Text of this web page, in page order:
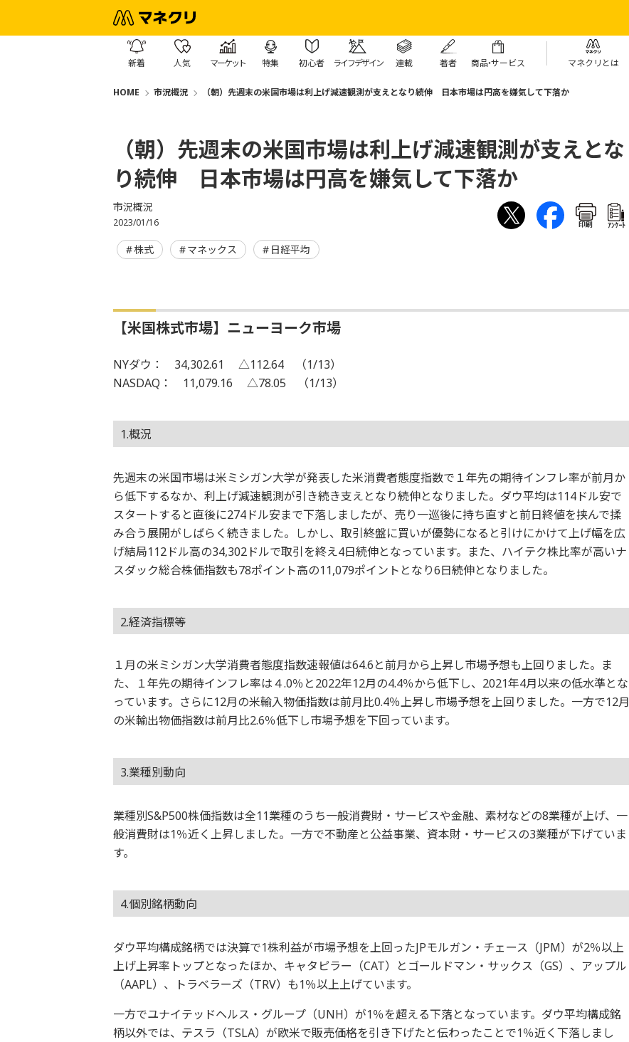
新着 人気 マーケット 特集 初心者 ライフデザイン 連載 著者 商品・サービス マネクリとは
HOME 市況概況 （朝）先週末の米国市場は利上げ減速観測が支えとなり続伸 日本市場は円高を嫌気して下落か
（朝）先週末の米国市場は利上げ減速観測が支えとな
り続伸 日本市場は円高を嫌気して下落か
市況概況
2023/01/16 印刷 ｱﾝｹｰﾄ
株式 マネックス 日経平均
【米国株式市場】ニューヨーク市場
NYダウ： 34,302.61 △112.64 （1/13）
NASDAQ： 11,079.16 △78.05 （1/13）
1.概況
先週末の米国市場は米ミシガン大学が発表した米消費者態度指数で１年先の期待インフレ率が前月か
ら低下するなか、利上げ減速観測が引き続き支えとなり続伸となりました。ダウ平均は114ドル安で
スタートすると直後に274ドル安まで下落しましたが、売り一巡後に持ち直すと前日終値を挟んで揉
み合う展開がしばらく続きました。しかし、取引終盤に買いが優勢になると引けにかけて上げ幅を広
げ結局112ドル高の34,302ドルで取引を終え4日続伸となっています。また、ハイテク株比率が高いナ
スダック総合株価指数も78ポイント高の11,079ポイントとなり6日続伸となりました。
2.経済指標等
１月の米ミシガン大学消費者態度指数速報値は64.6と前月から上昇し市場予想も上回りました。ま
た、１年先の期待インフレ率は４.0％と2022年12月の4.4％から低下し、2021年4月以来の低水準とな
っています。さらに12月の米輸入物価指数は前月比0.4％上昇し市場予想を上回りました。一方で12月
の米輸出物価指数は前月比2.6％低下し市場予想を下回っています。
3.業種別動向
業種別S&P500株価指数は全11業種のうち一般消費財・サービスや金融、素材などの8業種が上げ、一
般消費財は1％近く上昇しました。一方で不動産と公益事業、資本財・サービスの3業種が下げていま
す。
4.個別銘柄動向
ダウ平均構成銘柄では決算で1株利益が市場予想を上回ったJPモルガン・チェース（JPM）が2％以上
上げ上昇率トップとなったほか、キャタピラー（CAT）とゴールドマン・サックス（GS）、アップル
（AAPL）、トラベラーズ（TRV）も1％以上上げています。
一方でユナイテッドヘルス・グループ（UNH）が1％を超える下落となっています。ダウ平均構成銘
柄以外では、テスラ（TSLA）が欧米で販売価格を引き下げたと伝わったことで1％近く下落しまし